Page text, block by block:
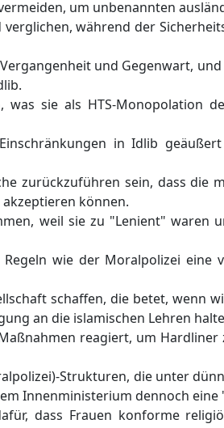
um unbenannten
während der
und Gegenwart,
was sie als HTS-Monopolation
in Idlib
zurückzuführen sein, dass die
können.
weil sie zu "Lenient" waren
wie der Moralpolizei eine
schaffen, die betet, wenn
an die islamischen Lehren
reagiert, um Hardliner
Strukturen, die unter
Innenministerium dennoch
dass Frauen konforme